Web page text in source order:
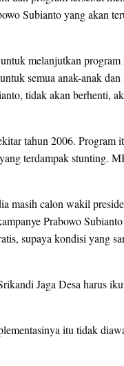
Subianto yang akan
melanjutkan
semua anak-anak
tidak akan berhenti,
tahun 2006. Program
terdampak stunting.
masih calon wakil
Prabowo
supaya kondisi yang
Jaga Desa harus
itu tidak